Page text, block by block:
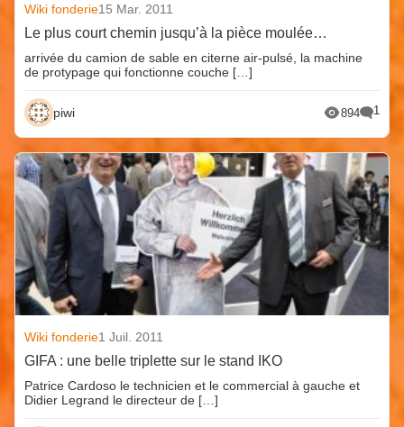
Wiki fonderie15 Mar. 2011
Le plus court chemin jusqu’à la pièce moulée…
arrivée du camion de sable en citerne air-pulsé, la machine
de protypage qui fonctionne couche […]
piwi 894 1
Wiki fonderie1 Juil. 2011
GIFA : une belle triplette sur le stand IKO
Patrice Cardoso le technicien et le commercial à gauche et
Didier Legrand le directeur de […]